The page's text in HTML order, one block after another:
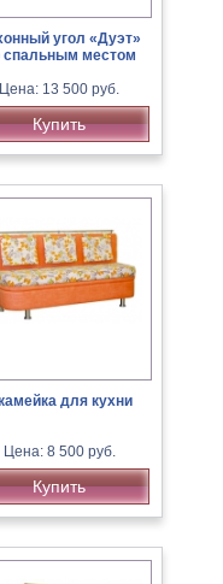
угол «Дуэт»
спальным местом
Цена: 13 500 руб.
Купить
для кухни
Цена: 8 500 руб.
Купить